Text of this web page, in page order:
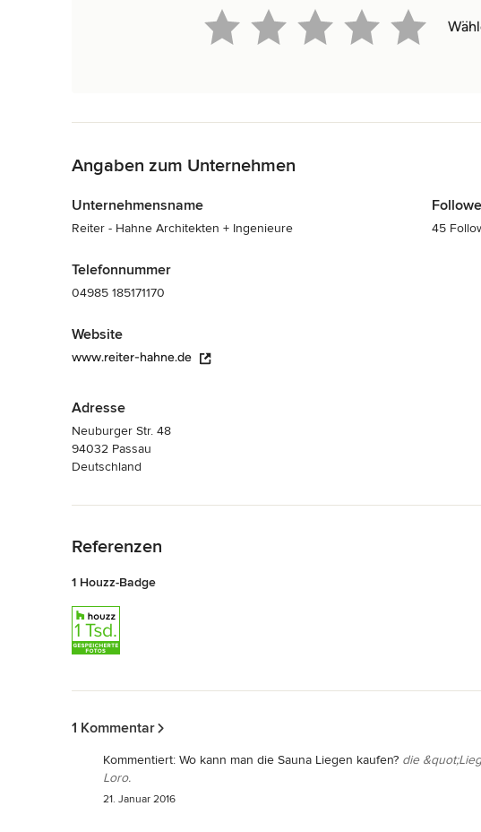
Angaben zum Unternehmen
Unternehmensname
Reiter - Hahne Architekten + Ingenieure
Telefonnummer
04985 185171170
Website
www.reiter-hahne.de
Adresse
Neuburger Str. 48
94032 Passau
Deutschland
45
Referenzen
1 Houzz-Badge
1 Kommentar
Kommentiert: Wo kann man die Sauna Liegen kaufen? die
Loro.
21. Januar 2016